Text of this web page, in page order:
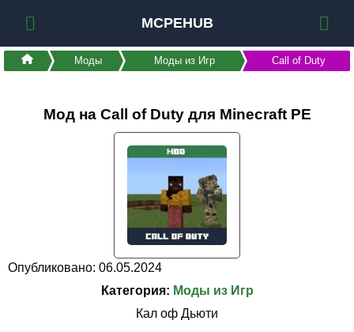
MCPEHUB
Моды Моды из Игр Call of Duty
Мод на Call of Duty для Minecraft PE
Опубликовано: 06.05.2024
Категория: Моды из Игр
Кал оф Дьюти